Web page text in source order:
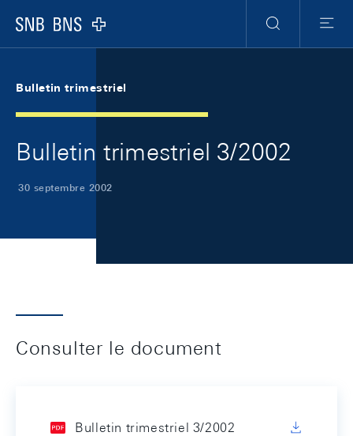
Logo
RechercheMenu
Bulletin trimestriel
Bulletin trimestriel 3/2002
30 septembre 2002
Consulter le document
Bulletin trimestriel 3/2002